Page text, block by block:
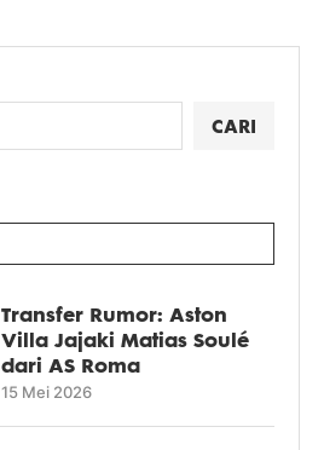
CARI
Transfer Rumor: Aston
Villa Jajaki Matias Soulé
dari AS Roma
15 Mei 2026